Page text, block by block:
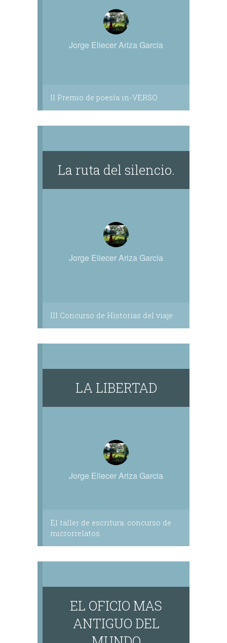
Jorge Eliecer Ariza Garcia
II Premio de poesía in-VERSO
La ruta del silencio.
Jorge Eliecer Ariza Garcia
III Concurso de Historias del viaje
LA LIBERTAD
Jorge Eliecer Ariza Garcia
El taller de escritura: concurso de
microrrelatos
EL OFICIO MAS
ANTIGUO DEL